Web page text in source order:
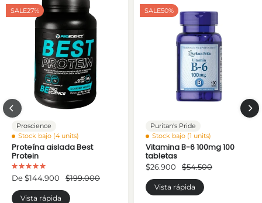
SALE27%
Proscience
Stock bajo (4 units)
Proteína aislada Best
Protein
De $144.900 $199.000
Vista rápida
SALE50%
Puritan's Pride
Stock bajo (1 units)
Vitamina B-6 100mg 100
tabletas
$26.900 $54.500
Vista rápida